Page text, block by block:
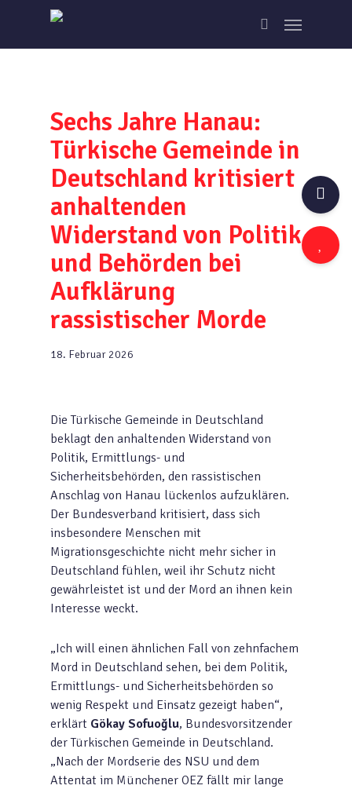
main
search
Menu
Sechs Jahre Hanau:
Türkische Gemeinde in
Deutschland kritisiert
anhaltenden
Widerstand von Politik
und Behörden bei
Aufklärung
rassistischer Morde
18. Februar 2026
Die Türkische Gemeinde in Deutschland
beklagt den anhaltenden Widerstand von
Politik, Ermittlungs- und
Sicherheitsbehörden, den rassistischen
Anschlag von Hanau lückenlos aufzuklären.
Der Bundesverband kritisiert, dass sich
insbesondere Menschen mit
Migrationsgeschichte nicht mehr sicher in
Deutschland fühlen, weil ihr Schutz nicht
gewährleistet ist und der Mord an ihnen kein
Interesse weckt.
„Ich will einen ähnlichen Fall von zehnfachem
Mord in Deutschland sehen, bei dem Politik,
Ermittlungs- und Sicherheitsbehörden so
wenig Respekt und Einsatz gezeigt haben“,
erklärt Gökay Sofuoğlu, Bundesvorsitzender
der Türkischen Gemeinde in Deutschland.
„Nach der Mordserie des NSU und dem
Attentat im Münchener OEZ fällt mir lange